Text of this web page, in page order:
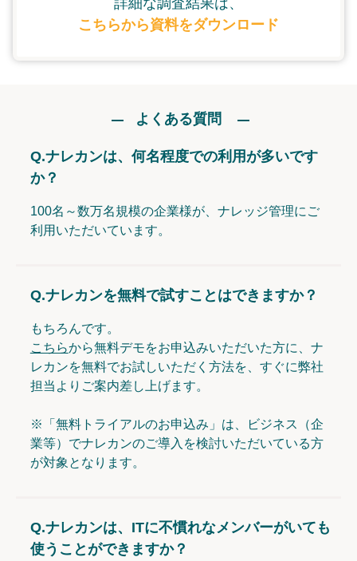
詳細な調査結果は、
こちらから資料をダウンロード
よくある質問
Q.ナレカンは、何名程度での利用が多いです
か？
100名～数万名規模の企業様が、ナレッジ管理にご
利用いただいています。
Q.ナレカンを無料で試すことはできますか？
もちろんです。
こちらから無料デモをお申込みいただいた方に、ナ
レカンを無料でお試しいただく方法を、すぐに弊社
担当よりご案内差し上げます。
※「無料トライアルのお申込み」は、ビジネス（企
業等）でナレカンのご導入を検討いただいている方
が対象となります。
Q.ナレカンは、ITに不慣れなメンバーがいても
使うことができますか？